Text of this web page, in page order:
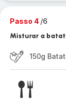
Passo 4 /6
Misturar a
150g